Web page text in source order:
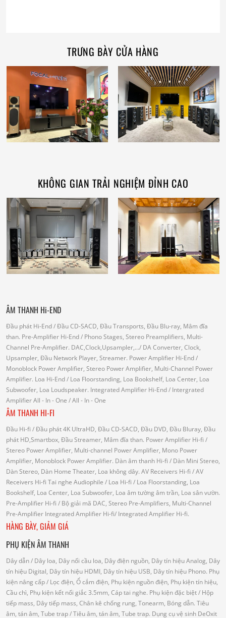
TRƯNG BÀY CỬA HÀNG
KHÔNG GIAN TRẢI NGHIỆM ĐỈNH CAO
ÂM THANH Hi-END
Đầu phát Hi-End/ Đầu CD-SACD, Đầu Transports, Đầu Blu-ray, Mâm đĩa
than. Pre-Amplifier Hi-End/ Phono Stages, Stereo Preamplifiers, Multi-
Channel Pre-Amplifier. DAC,Clock,Upsampler,.../ DA Converter, Clock,
Upsampler, Đầu Network Player, Streamer. Power Amplifier Hi-End/
Monoblock Power Amplifier, Stereo Power Amplifier, Multi-Channel Power
Amplifier. Loa Hi-End/ Loa Floorstanding, Loa Bookshelf, Loa Center, Loa
Subwoofer, Loa Loudspeaker. Integrated Amplifier Hi-End/ Intergrated
AmplifierAll - In - One / All - In - One
ÂM THANH HI-FI
Đầu Hi-fi / Đầu phát 4K UltraHD, Đầu CD-SACD, Đầu DVD, Đầu Bluray, Đầu
phát HD,Smartbox, Đầu Streamer, Mâm đĩa than. Power Amplifier Hi-fi /
Stereo Power Amplifier, Multi-channel Power Amplifier, Mono Power
Amplifier, Monoblock Power Amplifier. Dàn âm thanh Hi-fi / Dàn Mini Stereo,
Dàn Stereo, Dàn Home Theater, Loa không dây. AV Receivers Hi-fi / AV
Receivers Hi-fi Tai nghe Audiophile / Loa Hi-fi / Loa Floorstanding, Loa
Bookshelf, Loa Center, Loa Subwoofer, Loa âm tường âm trần, Loa sân vườn.
Pre-Amplifier Hi-fi / Bộ giải mã DAC, Stereo Pre-Amplifiers, Multi-Channel
Pre-Amplifier Integrated Amplifier Hi-fi/ Integrated Amplifier Hi-fi.
HÀNG BÀY, GIẢM GIÁ
PHỤ KIỆN ÂM THANH
Dây dẫn/ Dây loa, Dây nối cầu loa, Dây điện nguồn, Dây tín hiệu Analog, Dây
tín hiệu Digital, Dây tín hiệu HDMI, Dây tín hiệu USB, Dây tín hiệu Phono. Phụ
kiện nâng cấp/ Lọc điện, Ổ cắm điện, Phụ kiện nguồn điện, Phụ kiện tín hiệu,
Cầu chì, Phụ kiện kết nối giắc 3.5mm, Cáp tai nghe. Phụ kiện đặc biệt/ Hộp
tiếp mass, Dây tiếp mass, Chân kê chống rung, Tonearm, Bóng dẫn. Tiêu
âm, tán âm, Tube trap/ Tiêu âm, tán âm, Tube trap. Dụng cụ vệ sinh DeOxit